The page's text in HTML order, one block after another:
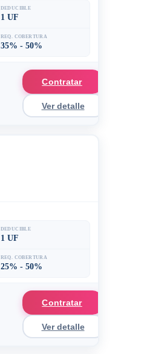
DEDUCIBLE
1 UF
REQ. COBERTURA
35% - 50%
Contratar
Ver detalle
DEDUCIBLE
1 UF
REQ. COBERTURA
25% - 50%
Contratar
Ver detalle